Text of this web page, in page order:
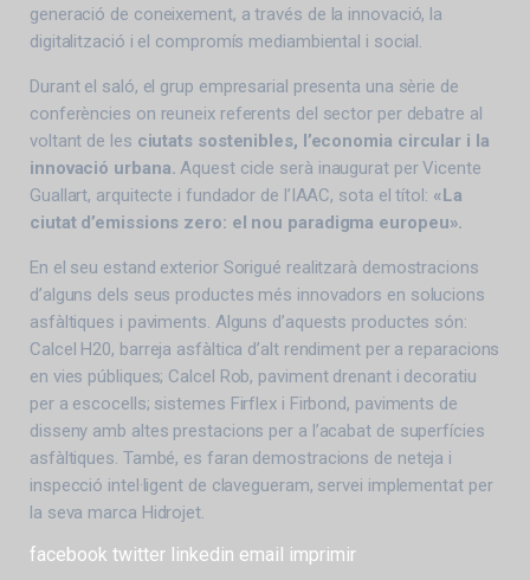
generació de coneixement, a través de la innovació, la
digitalització i el compromís mediambiental i social.
Durant el saló, el grup empresarial presenta una sèrie de
conferències on reuneix referents del sector per debatre al
voltant de les ciutats sostenibles, l’economia circular i la
innovació urbana. Aquest cicle serà inaugurat per Vicente
Guallart, arquitecte i fundador de l’IAAC, sota el títol: «La
ciutat d’emissions zero: el nou paradigma europeu».
En el seu estand exterior Sorigué realitzarà demostracions
d’alguns dels seus productes més innovadors en solucions
asfàltiques i paviments. Alguns d’aquests productes són:
Calcel H20, barreja asfàltica d’alt rendiment per a reparacions
en vies públiques; Calcel Rob, paviment drenant i decoratiu
per a escocells; sistemes Firflex i Firbond, paviments de
disseny amb altes prestacions per a l’acabat de superfícies
asfàltiques. També, es faran demostracions de neteja i
inspecció intel·ligent de clavegueram, servei implementat per
la seva marca Hidrojet.
facebook twitter linkedin email imprimir